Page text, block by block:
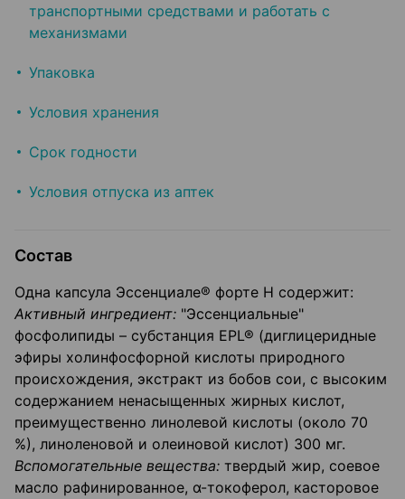
транспортными средствами и работать с
механизмами
Упаковка
Условия хранения
Срок годности
Условия отпуска из аптек
Состав
Одна капсула Эссенциале® форте Н содержит:
Активный ингредиент: "Эссенциальные"
фосфолипиды – субстанция EPL® (диглицеридные
эфиры холинфосфорной кислоты природного
происхождения, экстракт из бобов сои, с высоким
содержанием ненасыщенных жирных кислот,
преимущественно линолевой кислоты (около 70
%), линоленовой и олеиновой кислот) 300 мг.
Вспомогательные вещества: твердый жир, соевое
масло рафинированное, α-токоферол, касторовое